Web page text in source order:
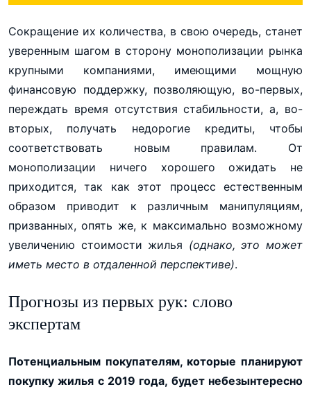
Сокращение их количества, в свою очередь, станет
уверенным шагом в сторону монополизации рынка
крупными компаниями, имеющими мощную
финансовую поддержку, позволяющую, во-первых,
переждать время отсутствия стабильности, а, во-
вторых, получать недорогие кредиты, чтобы
соответствовать новым правилам. От
монополизации ничего хорошего ожидать не
приходится, так как этот процесс естественным
образом приводит к различным манипуляциям,
призванных, опять же, к максимально возможному
увеличению стоимости жилья (однако, это может
иметь место в отдаленной перспективе).
Прогнозы из первых рук: слово
экспертам
Потенциальным покупателям, которые планируют
покупку жилья с 2019 года, будет небезынтересно